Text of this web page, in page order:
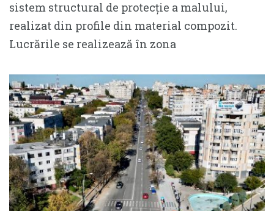
sistem structural de protecție a malului,
realizat din profile din material compozit.
Lucrările se realizează în zona